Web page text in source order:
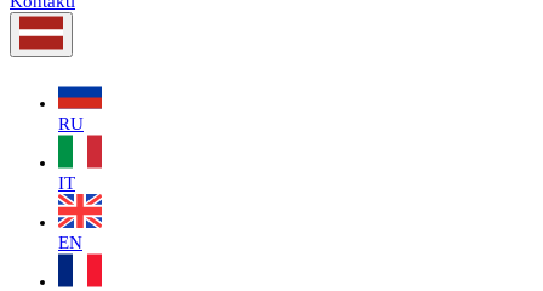
RU
IT
EN